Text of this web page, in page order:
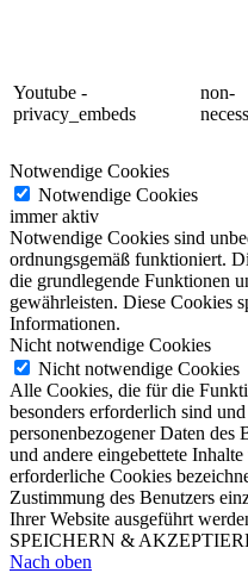
Youtube -
privacy_embeds
non-
Notwendige Cookies
Notwendige Cookies
immer aktiv
Notwendige Cookies sind
ordnungsgemäß funktioniert.
die grundlegende Funktionen
gewährleisten. Diese Cookies
Informationen.
Nicht notwendige Cookies
Nicht notwendige Cookies
Alle Cookies, die für die
besonders erforderlich sind
personenbezogener Daten des
und andere eingebettete
erforderliche Cookies
Zustimmung des Benutzers
Ihrer Website ausgeführt
SPEICHERN &
Nach oben